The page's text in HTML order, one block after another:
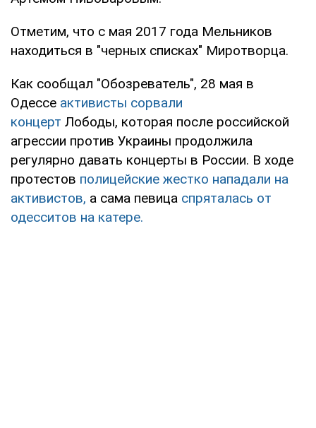
Отметим, что с мая 2017 года Мельников
находиться в "черных списках" Миротворца.
Как сообщал "Обозреватель", 28 мая в
Одессе активисты сорвали
концерт Лободы, которая после российской
агрессии против Украины продолжила
регулярно давать концерты в России. В ходе
протестов полицейские жестко нападали на
активистов, а сама певица спряталась от
одесситов на катере.